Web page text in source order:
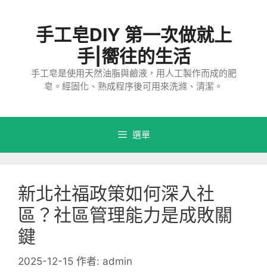
手工皂DIY 第一次做就上
手|嚮往的生活
手工皂是使用天然油脂與鹼液，用人工製作而成的肥
皂。經固化、熟成程序後可用來洗滌、清潔。
選單
新北社福政策如何深入社
區？社區管理能力是成敗關
鍵
2025-12-15 作者: admin